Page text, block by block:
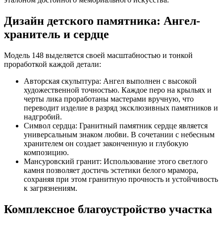
Дизайн детского памятника: Ангел-
хранитель и сердце
Модель 148 выделяется своей масштабностью и тонкой
проработкой каждой детали:
Авторская скульптура: Ангел выполнен с высокой
художественной точностью. Каждое перо на крыльях и
черты лика проработаны мастерами вручную, что
переводит изделие в разряд эксклюзивных памятников и
надгробий.
Символ сердца: Гранитный памятник сердце является
универсальным знаком любви. В сочетании с небесным
хранителем он создает законченную и глубокую
композицию.
Мансуровский гранит: Использование этого светлого
камня позволяет достичь эстетики белого мрамора,
сохраняя при этом гранитную прочность и устойчивость
к загрязнениям.
Комплексное благоустройство участка